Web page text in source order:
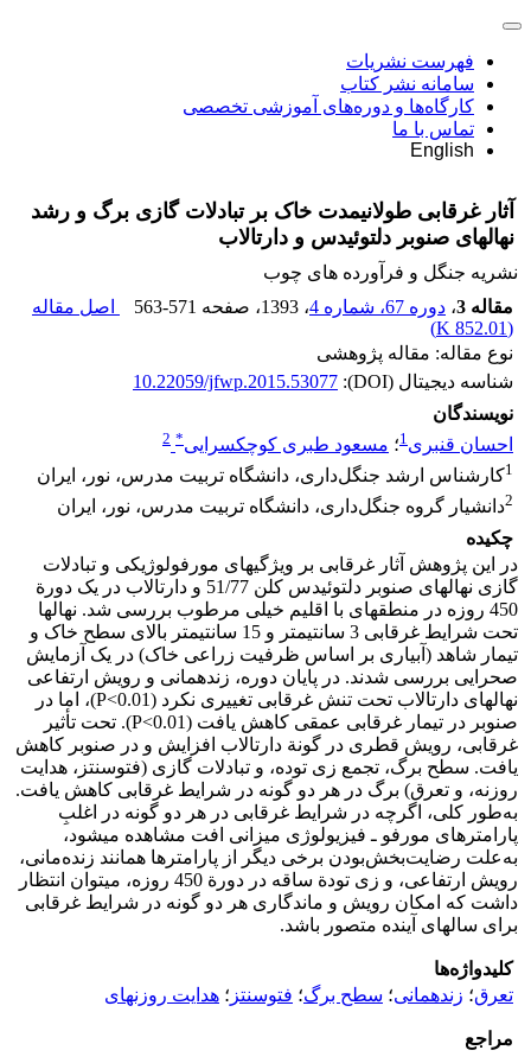
فهرست نشریات
سامانه نشر کتاب
کارگاه‌ها و دوره‌های آموزشی تخصصی
تماس با ما
English
آثار غرقابی طولانی‏مدت خاک بر تبادلات گازی برگ و رشد
نهال‏های صنوبر دلتوئیدس و دارتالاب
نشریه جنگل و فرآورده های چوب
مقاله 3
، دوره 67، شماره 4 ، 1393 ، صفحه 563-571
اصل مقاله
(
852.01 K
)
نوع مقاله: مقاله پژوهشی
شناسه دیجیتال (DOI):
10.22059/jfwp.2015.53077
نویسندگان
احسان قنبری1؛ مسعود طبری کوچکسرایی*
2
1کارشناس ارشد جنگل‌داری، دانشگاه تربیت مدرس، نور، ایران
2دانشیار گروه جنگل‌داری، دانشگاه تربیت مدرس، نور، ایران
چکیده
در این پژوهش آثار غرقابی بر ویژگی‏های مورفولوژیکی و تبادلات
گازی نهال‏های صنوبر دلتوئیدس کلن 51/77 و دارتالاب در یک دورة
450 روزه در منطقه‏ای با اقلیم خیلی مرطوب بررسی شد. نهال‏ها
تحت شرایط غرقابی 3 سانتی‏متر و 15 سانتی‏متر بالای سطح خاک و
تیمار شاهد (آبیاری بر اساس ظرفیت زراعی خاک) در یک آزمایش
صحرایی بررسی شدند. در پایان دوره، زنده‏مانی و رویش ارتفاعی
نهال‏های دارتالاب تحت تنش غرقابی تغییری نکرد (P<0.01)، اما در
صنوبر در تیمار غرقابی عمقی کاهش یافت (P<0.01). تحت تأثیر
غرقابی، رویش قطری در گونة دارتالاب افزایش و در صنوبر کاهش
یافت. سطح برگ، تجمع زی توده، و تبادلات گازی (فتوسنتز، هدایت
روزنه، و تعرق) برگ در هر دو گونه در شرایط غرقابی کاهش یافت.
به‌طور کلی، اگرچه در شرایط غرقابی در هر دو گونه در اغلبِ
پارامترهای مورفو ـ فیزیولوژی میزانی افت مشاهده می‏شود،
به‌علت رضایت‌بخش‌بودن برخی دیگر از پارامترها همانند زنده‌مانی،
رویش ارتفاعی، و زی تودة ساقه در دورة 450 روزه، می‏توان انتظار
داشت که امکان رویش و ماندگاری هر دو گونه در شرایط غرقابی
برای سال‏های آینده متصور باشد.
کلیدواژه‌ها
تعرق؛ زنده‏مانی؛ سطح برگ؛ فتوسنتز ؛ هدایت روزنه‏ای
مراجع